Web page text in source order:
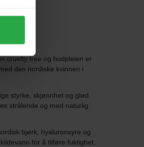
cruelty free og hudpleien er
den nordiske kvinnen i
styrke, skjønnhet og glød.
strålende og med naturlig
bjørk, hyaluronsyre og
for å tilføre fuktighet.